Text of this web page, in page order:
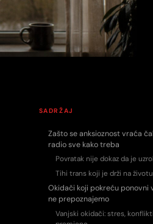
SADRŽAJ
Zašto se anksioznost vraća
radio sve kako treba
Povratak nije dokaz da je
Tihi trans koji je drži na životu
Okidači koji pokreću ponovni
ne prepoznajemo
Vanjski okidači: stres,